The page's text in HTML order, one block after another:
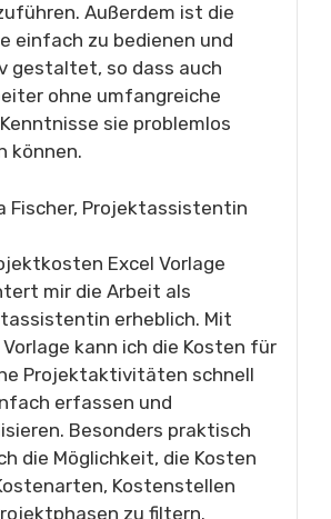
Außerdem ist die
einfach zu bedienen und
gestaltet, so dass auch
ohne umfangreiche
sie problemlos
können.
Fischer, Projektassistentin
Excel Vorlage
mir die Arbeit als
erheblich. Mit
kann ich die Kosten für
Projektaktivitäten schnell
erfassen und
Besonders praktisch
die Möglichkeit, die Kosten
Kostenstellen
zu filtern.